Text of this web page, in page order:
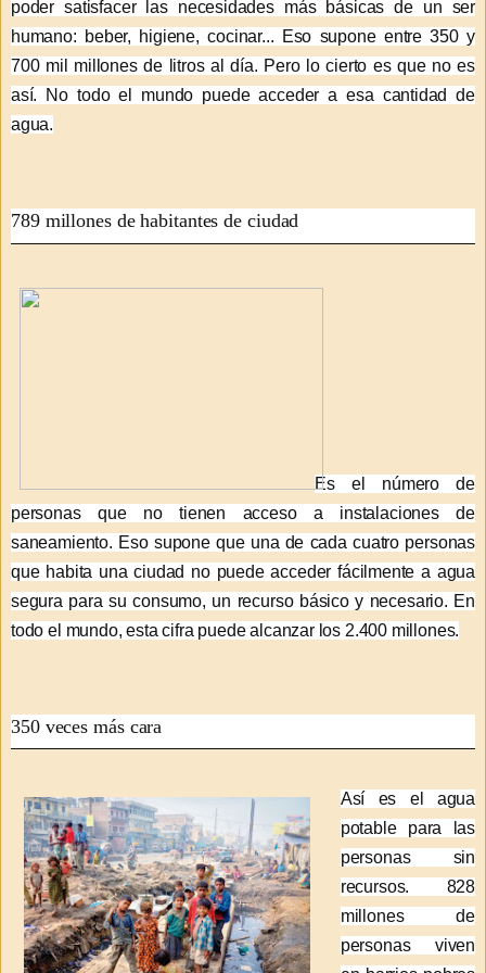
poder satisfacer las necesidades más básicas de un ser
humano: beber, higiene, cocinar... Eso supone entre 350 y
700 mil millones de litros al día. Pero lo cierto es que no es
así. No todo el mundo puede acceder a esa cantidad de
agua.
789 millones de habitantes de ciudad
Es el número de
personas que no tienen acceso a instalaciones de
saneamiento. Eso supone que una de cada cuatro personas
que habita una ciudad no puede acceder fácilmente a agua
segura para su consumo, un recurso básico y necesario. En
todo el mundo, esta cifra puede alcanzar los 2.400 millones.
350 veces más cara
Así es el agua
potable para las
personas sin
recursos. 828
millones de
personas viven